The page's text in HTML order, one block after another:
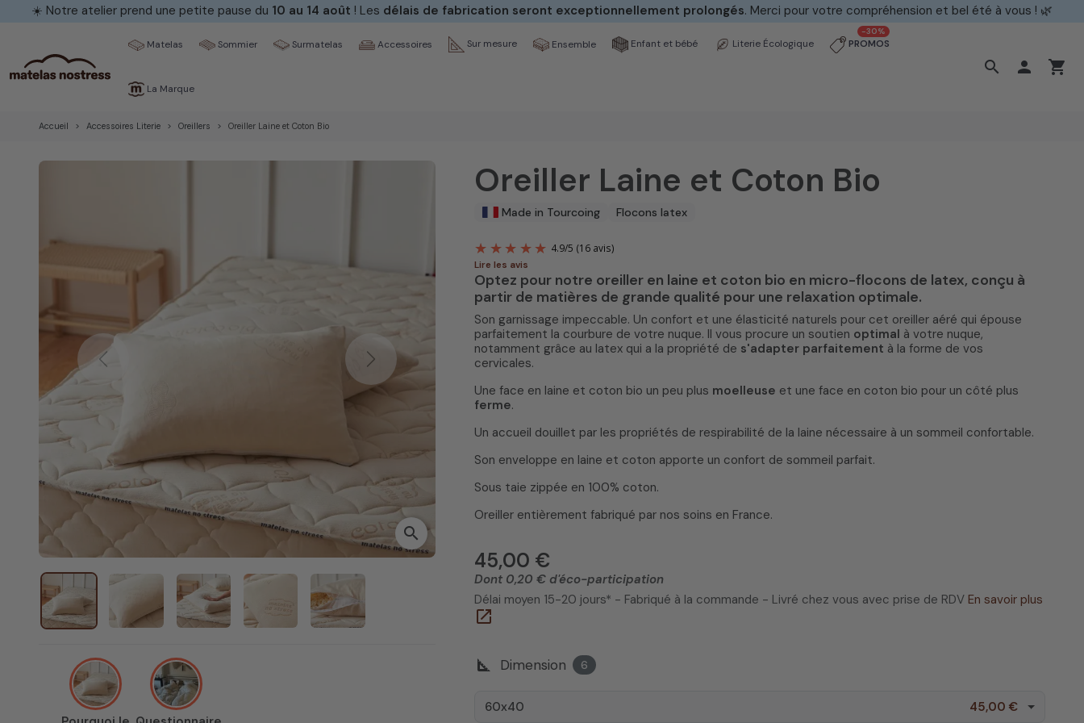
atelier prend une petite pause du 10 au 14 août! Lesdélais de fabrication seront exceptionnellement prolongés. Merci pour votre compréhension et bel été à vous ! 🌿
Matelas Sommier Surmatelas Accessoires Sur mesure Ensemble Enfant et bébé Literie Écologique PROMOS
-30%
La Marque
search  shopping_cart
Accueil Accessoires Literie Oreillers Oreiller Laine et Coton Bio
Previous Next
search
Oreiller Laine et Coton Bio
4.9/5 (16 avis)
Made in Tourcoing Flocons latex
Lire les avis
Optez pour notre oreiller en laine et coton bio en micro-flocons de latex, conçu à
partir de matières de grande qualité pour une relaxation optimale.
Son garnissage impeccable. Un confort et une élasticité naturels pour cet oreiller aéré qui épouse
parfaitement la courbure de votre nuque. Il vous procure un soutien optimal à votre nuque,
notamment grâce au latex qui a la propriété de s'adapter parfaitement à la forme de vos
cervicales.
Une face en laine et coton bio un peu plus moelleuse et une face en coton bio pour un côté plus
ferme.
Un accueil douillet par les propriétés de respirabilité de la laine nécessaire à un sommeil confortable.
Son enveloppe en laine et coton apporte un confort de sommeil parfait.
Sous taie zippée en 100% coton.
Oreiller entièrement fabriqué par nos soins en France.
45,00 €
Dont 0,20 € d'éco-participation
Délai moyen 15-20 jours* - Fabriqué à la commande - Livré chez vous avec prise de RDV En savoir plus
open_in_new
square_foot Dimension 6
60x40 45,00 €